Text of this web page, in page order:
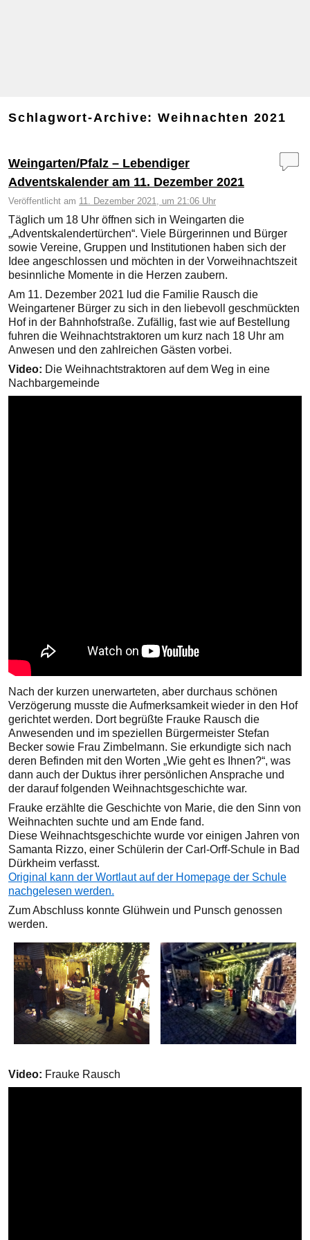
Schlagwort-Archive:Weihnachten 2021
Weingarten/Pfalz – Lebendiger
Adventskalender am 11. Dezember 2021
Veröffentlicht am 11. Dezember 2021, um 21:06 Uhr
Täglich um 18 Uhr öffnen sich in Weingarten die
„Adventskalendertürchen“. Viele Bürgerinnen und Bürger
sowie Vereine, Gruppen und Institutionen haben sich der
Idee angeschlossen und möchten in der Vorweihnachtszeit
besinnliche Momente in die Herzen zaubern.
Am 11. Dezember 2021 lud die Familie Rausch die
Weingartener Bürger zu sich in den liebevoll geschmückten
Hof in der Bahnhofstraße. Zufällig, fast wie auf Bestellung
fuhren die Weihnachtstraktoren um kurz nach 18 Uhr am
Anwesen und den zahlreichen Gästen vorbei.
Video: Die Weihnachtstraktoren auf dem Weg in eine
Nachbargemeinde
Nach der kurzen unerwarteten, aber durchaus schönen
Verzögerung musste die Aufmerksamkeit wieder in den Hof
gerichtet werden. Dort begrüßte Frauke Rausch die
Anwesenden und im speziellen Bürgermeister Stefan
Becker sowie Frau Zimbelmann. Sie erkundigte sich nach
deren Befinden mit den Worten „Wie geht es Ihnen?“, was
dann auch der Duktus ihrer persönlichen Ansprache und
der darauf folgenden Weihnachtsgeschichte war.
Frauke erzählte die Geschichte von Marie, die den Sinn von
Weihnachten suchte und am Ende fand.
Diese Weihnachtsgeschichte wurde vor einigen Jahren von
Samanta Rizzo, einer Schülerin der Carl-Orff-Schule in Bad
Dürkheim verfasst.
Original kann der Wortlaut auf der Homepage der Schule
nachgelesen werden.
Zum Abschluss konnte Glühwein und Punsch genossen
werden.
Video: Frauke Rausch